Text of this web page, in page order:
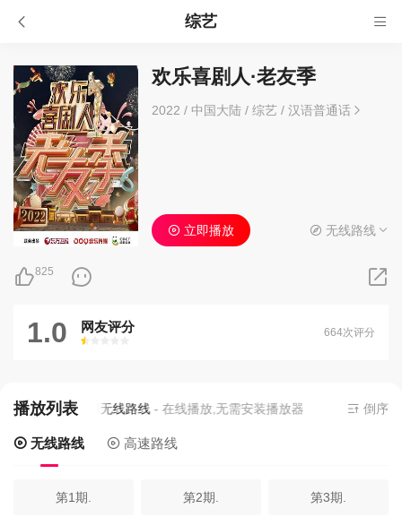
综艺
欢乐喜剧人·老友季
2022 / 中国大陆 / 综艺/ 汉语普通话
825
立即播放 无线路线
1.0 网友评分
很差
较差还行推荐力荐
664次评分
播放列表
当前资源来源 无线路线- 在线播放,无需安装播放器 倒序
无线路线 高速路线
第1期. 第2期. 第3期.